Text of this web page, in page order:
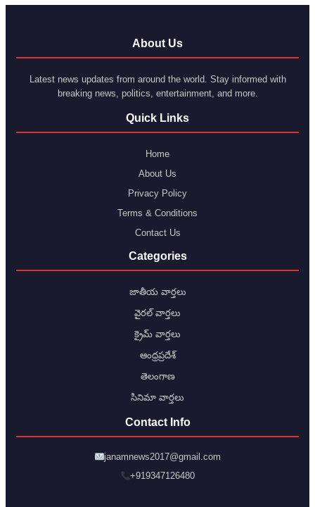
About Us
Latest news updates from around the world. Stay informed with
breaking news, politics, entertainment, and more.
Quick Links
Home
About Us
Privacy Policy
Terms & Conditions
Contact Us
Categories
జాతీయ వార్తలు
వైరల్ వార్తలు
క్రైమ్ వార్తలు
ఆంధ్రప్రదేశ్
తెలంగాణ
సినిమా వార్తలు
Contact Info
janamnews2017@gmail.com
+919347126480